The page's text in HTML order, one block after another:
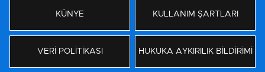
KÜNYE KULLANIM ŞARTLARI
VERİ POLİTİKASI HUKUKA AYKIRILIK BİLDİRİMİ